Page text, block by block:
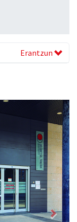
Erantzun
Next